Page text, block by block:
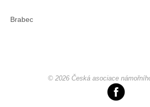
Brabec
© 2026 Česká asociace